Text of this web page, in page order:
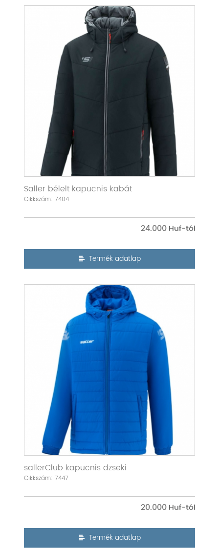
Saller bélelt kapucnis kabát
Cikkszám: 7404
24.000
Termék adatlap
sallerClub kapucnis dzseki
Cikkszám: 7447
20.000
Termék adatlap